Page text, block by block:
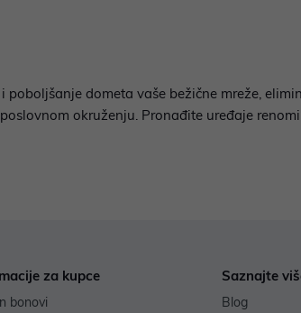
dometa vaše bežične mreže,
okruženju. Pronađite uređaje
za kupce
bonovi
Saznajte
Blog